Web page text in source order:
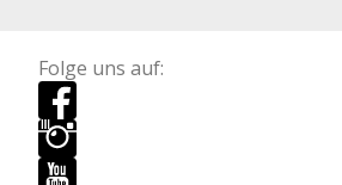
Folge uns auf: